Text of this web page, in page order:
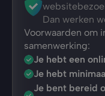
Dan werken
Voorwaarden om
samenwerking:
Je hebt een
Je hebt
Je bent bereid